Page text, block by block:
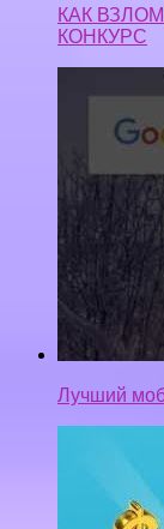
КАК
КОНКУРС
Лучший